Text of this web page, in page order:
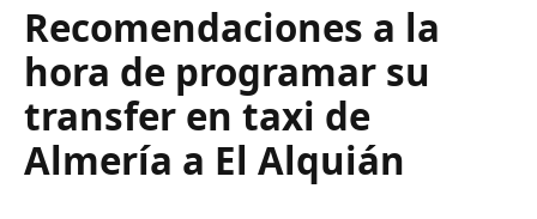
Recomendaciones a la
hora de programar su
transfer en taxi de
Almería a El Alquián